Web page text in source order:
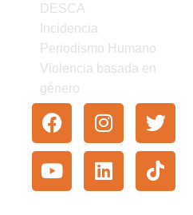
DESCA
Incidencia
Periodismo Humano
Violencia basada en
género